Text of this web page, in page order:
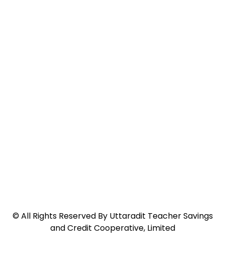
©All Rights Reserved By Uttaradit Teacher Savings
and Credit Cooperative, Limited